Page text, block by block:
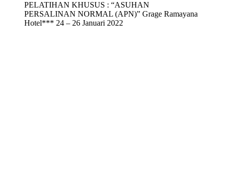
PELATIHAN KHUSUS : “ASUHAN
PERSALINAN NORMAL (APN)” Grage Ramayana
Hotel*** 24 – 26 Januari 2022